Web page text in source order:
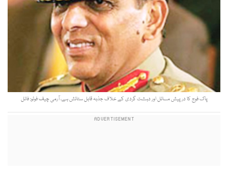
پاک فوج كا درپیش مسائل اور دہشت گردی كے خلاف جذبہ قابل ستائش ہے، آرمی چیف فوٹو: فائل